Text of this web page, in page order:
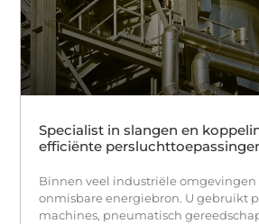
Specialist in slangen en
efficiënte
Binnen veel industriële omgevingen
onmisbare energiebron. U gebruikt
machines, pneumatisch